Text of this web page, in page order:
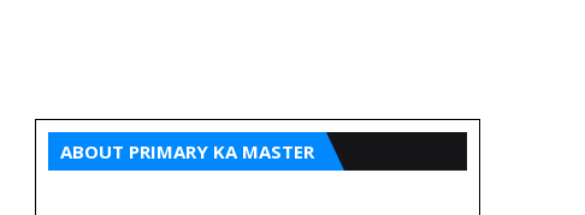
ABOUT PRIMARY KA MASTER